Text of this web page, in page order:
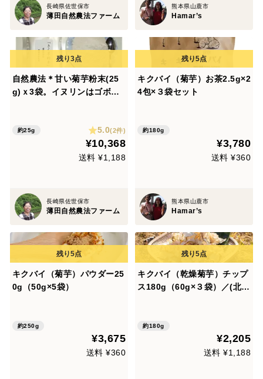
長崎県佐世保市
薄田自然農法ファーム
熊本県山鹿市
Hamar’s
自然農法＊甘い菊芋粉末(25
g)ｘ3袋。イヌリンはゴボウ
の物プレゼント。とても美味
しくて栄養が豊富ですよ。最
約25g 5.0(2件)
¥10,368
送料 ¥1,188
長崎県佐世保市
薄田自然農法ファーム
キクバイ（菊芋）お茶2.5g×2
4包×３袋セット
約180g
¥3,780
送料 ¥360
熊本県山鹿市
Hamar’s
キクバイ（菊芋）パウダー25
0g（50g×5袋）
約250g
¥3,675
送料 ¥360
キクバイ（乾燥菊芋）チップ
ス180g（60g×３袋）／(北海
約180g
¥2,205
送料 ¥1,188